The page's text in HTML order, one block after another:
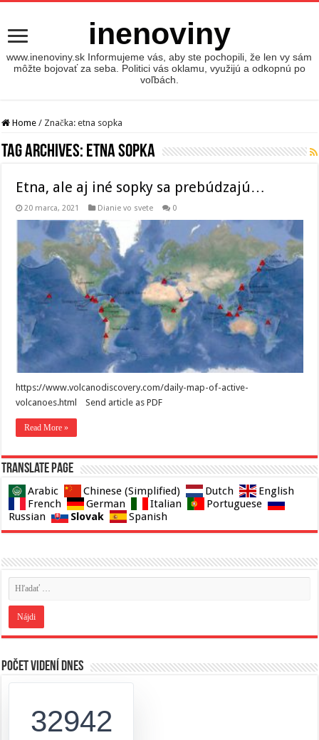
inenoviny
www.inenoviny.sk Informujeme vás, aby ste pochopili, že len vy sám
môžte bojovať za seba. Politici vás oklamu, využijú a odkopnú po
voľbách.
Home / Značka:etna sopka
Tag Archives: etna sopka
Etna, ale aj iné sopky sa prebúdzajú…
20 marca, 2021 Dianie vo svete 0
https://www.volcanodiscovery.com/daily-map-of-active-
volcanoes.html Send article as PDF
Read More »
Translate page
Arabic Chinese (Simplified) Dutch
English
French
German Italian
Portuguese
Russian
Slovak Spanish
Počet videní dnes
32942